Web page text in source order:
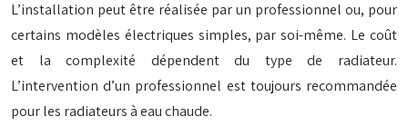
L’installation peut être réalisée par un professionnel ou, pour
certains modèles électriques simples, par soi-même. Le coût
et la complexité dépendent du type de radiateur.
L’intervention d’un professionnel est toujours recommandée
pour les radiateurs à eau chaude.